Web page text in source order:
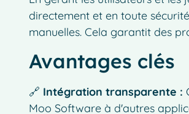
directement et en toute
manuelles. Cela garantit des
Avantages clés
🔗 Intégration transparente :
Moo Software à d'autres